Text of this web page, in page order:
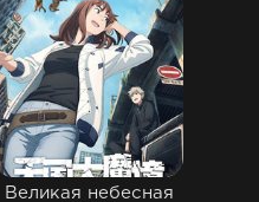
Великая небесная